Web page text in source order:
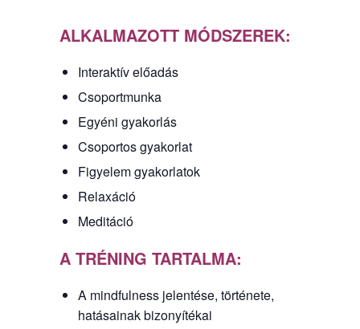
ALKALMAZOTT MÓDSZEREK:
Interaktív előadás
Csoportmunka
Egyéni gyakorlás
Csoportos gyakorlat
Figyelem gyakorlatok
Relaxáció
Meditáció
A TRÉNING TARTALMA:
A mindfulness jelentése, története,
hatásainak bizonyítékai